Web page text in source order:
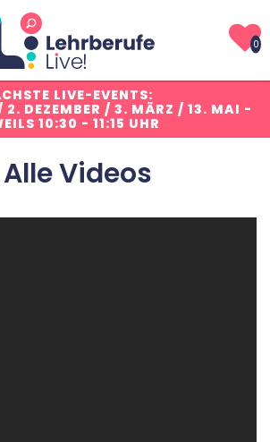
0
LIVE-EVENTS:
2. DEZEMBER / 3. MÄRZ / 13. MAI -
10:30 - 11:15 UHR
Alle Videos